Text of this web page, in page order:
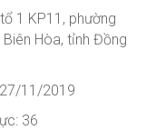
1 KP11, phường
Biên Hòa, tỉnh Đồng
11/2019
36